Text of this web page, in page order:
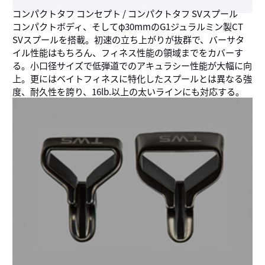
コンパクトタフ コンセプト / コンパクトタフ SVスプール
コンパクトボディ、そしてφ30mmのG1ジュラルミン製CT
SVスプールを搭載。初速の立ち上がりが抜群で、バーサタ
イル性能はもちろん、フィネス性能の領域までをカバーす
る。小口径サイズで低弾道でのアキュラシー性能が大幅に向
上。更にはベイトフィネスに特化したスプールとは異なる強
度、耐久性を誇り、16lb.以上の太いラインにも対応する。